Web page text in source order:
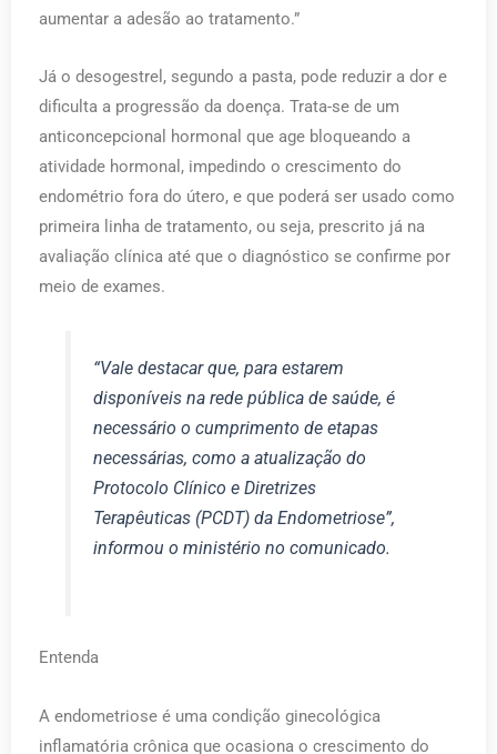
aumentar a adesão ao tratamento.”
Já o desogestrel, segundo a pasta, pode reduzir a dor e
dificulta a progressão da doença. Trata-se de um
anticoncepcional hormonal que age bloqueando a
atividade hormonal, impedindo o crescimento do
endométrio fora do útero, e que poderá ser usado como
primeira linha de tratamento, ou seja, prescrito já na
avaliação clínica até que o diagnóstico se confirme por
meio de exames.
“Vale destacar que, para estarem
disponíveis na rede pública de saúde, é
necessário o cumprimento de etapas
necessárias, como a atualização do
Protocolo Clínico e Diretrizes
Terapêuticas (PCDT) da Endometriose”,
informou o ministério no comunicado.
Entenda
A endometriose é uma condição ginecológica
inflamatória crônica que ocasiona o crescimento do